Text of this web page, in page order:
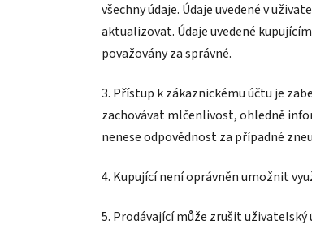
všechny údaje. Údaje uvedené v
aktualizovat. Údaje uvedené
považovány za správné.
3. Přístup k zákaznickému účtu je
zachovávat mlčenlivost, ohledně
nenese odpovědnost za případné
4. Kupující není oprávněn umožnit
5. Prodávající může zrušit